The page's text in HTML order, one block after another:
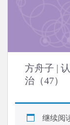
方舟子 |
治（47）
继续阅